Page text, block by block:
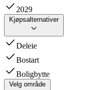
2029
Kjøpsalternativer
Deleie
Bostart
Boligbytte
Velg område